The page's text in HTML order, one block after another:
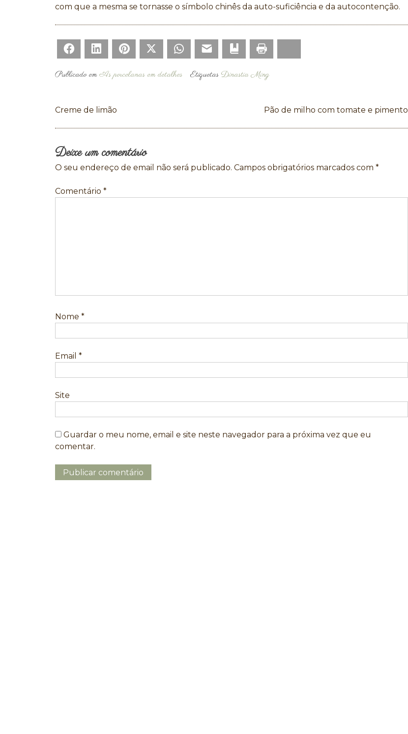
com que a mesma se tornasse o símbolo chinês da auto-suficiência e da autocontenção.
Facebook LinkedIn Pinterest Twitter WhatsApp Bookmark
Publicado emAs porcelanas em detalhes Etiquetas Dinastia Ming
Navegação
artigos
Creme de limão Pão de milho com tomate e pimento
Deixe um comentário
O seu endereço de email não será publicado. Campos obrigatórios marcados com *
Comentário *
Nome *
Email *
Site
Guardar o meu nome, email e site neste navegador para a próxima vez que eu
comentar.